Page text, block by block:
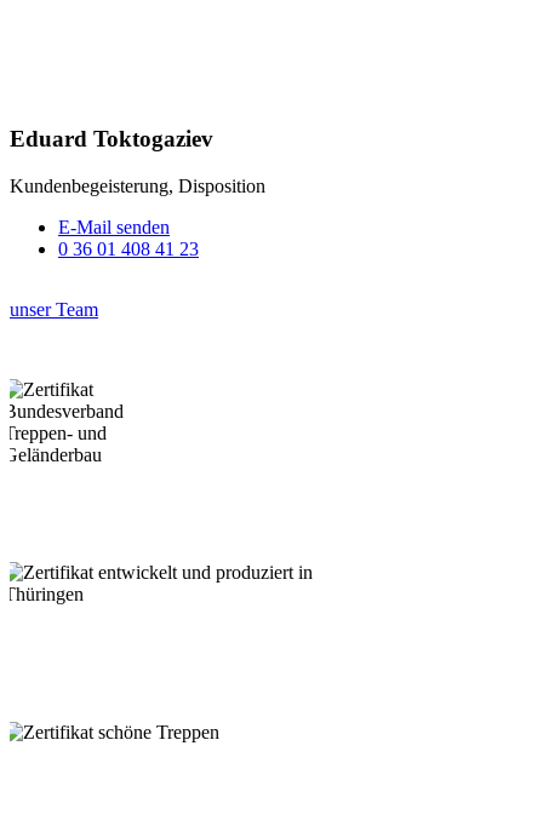
Eduard Toktogaziev
Kundenbegeisterung, Disposition
E-Mail senden
0 36 01 408 41 23
unser Team